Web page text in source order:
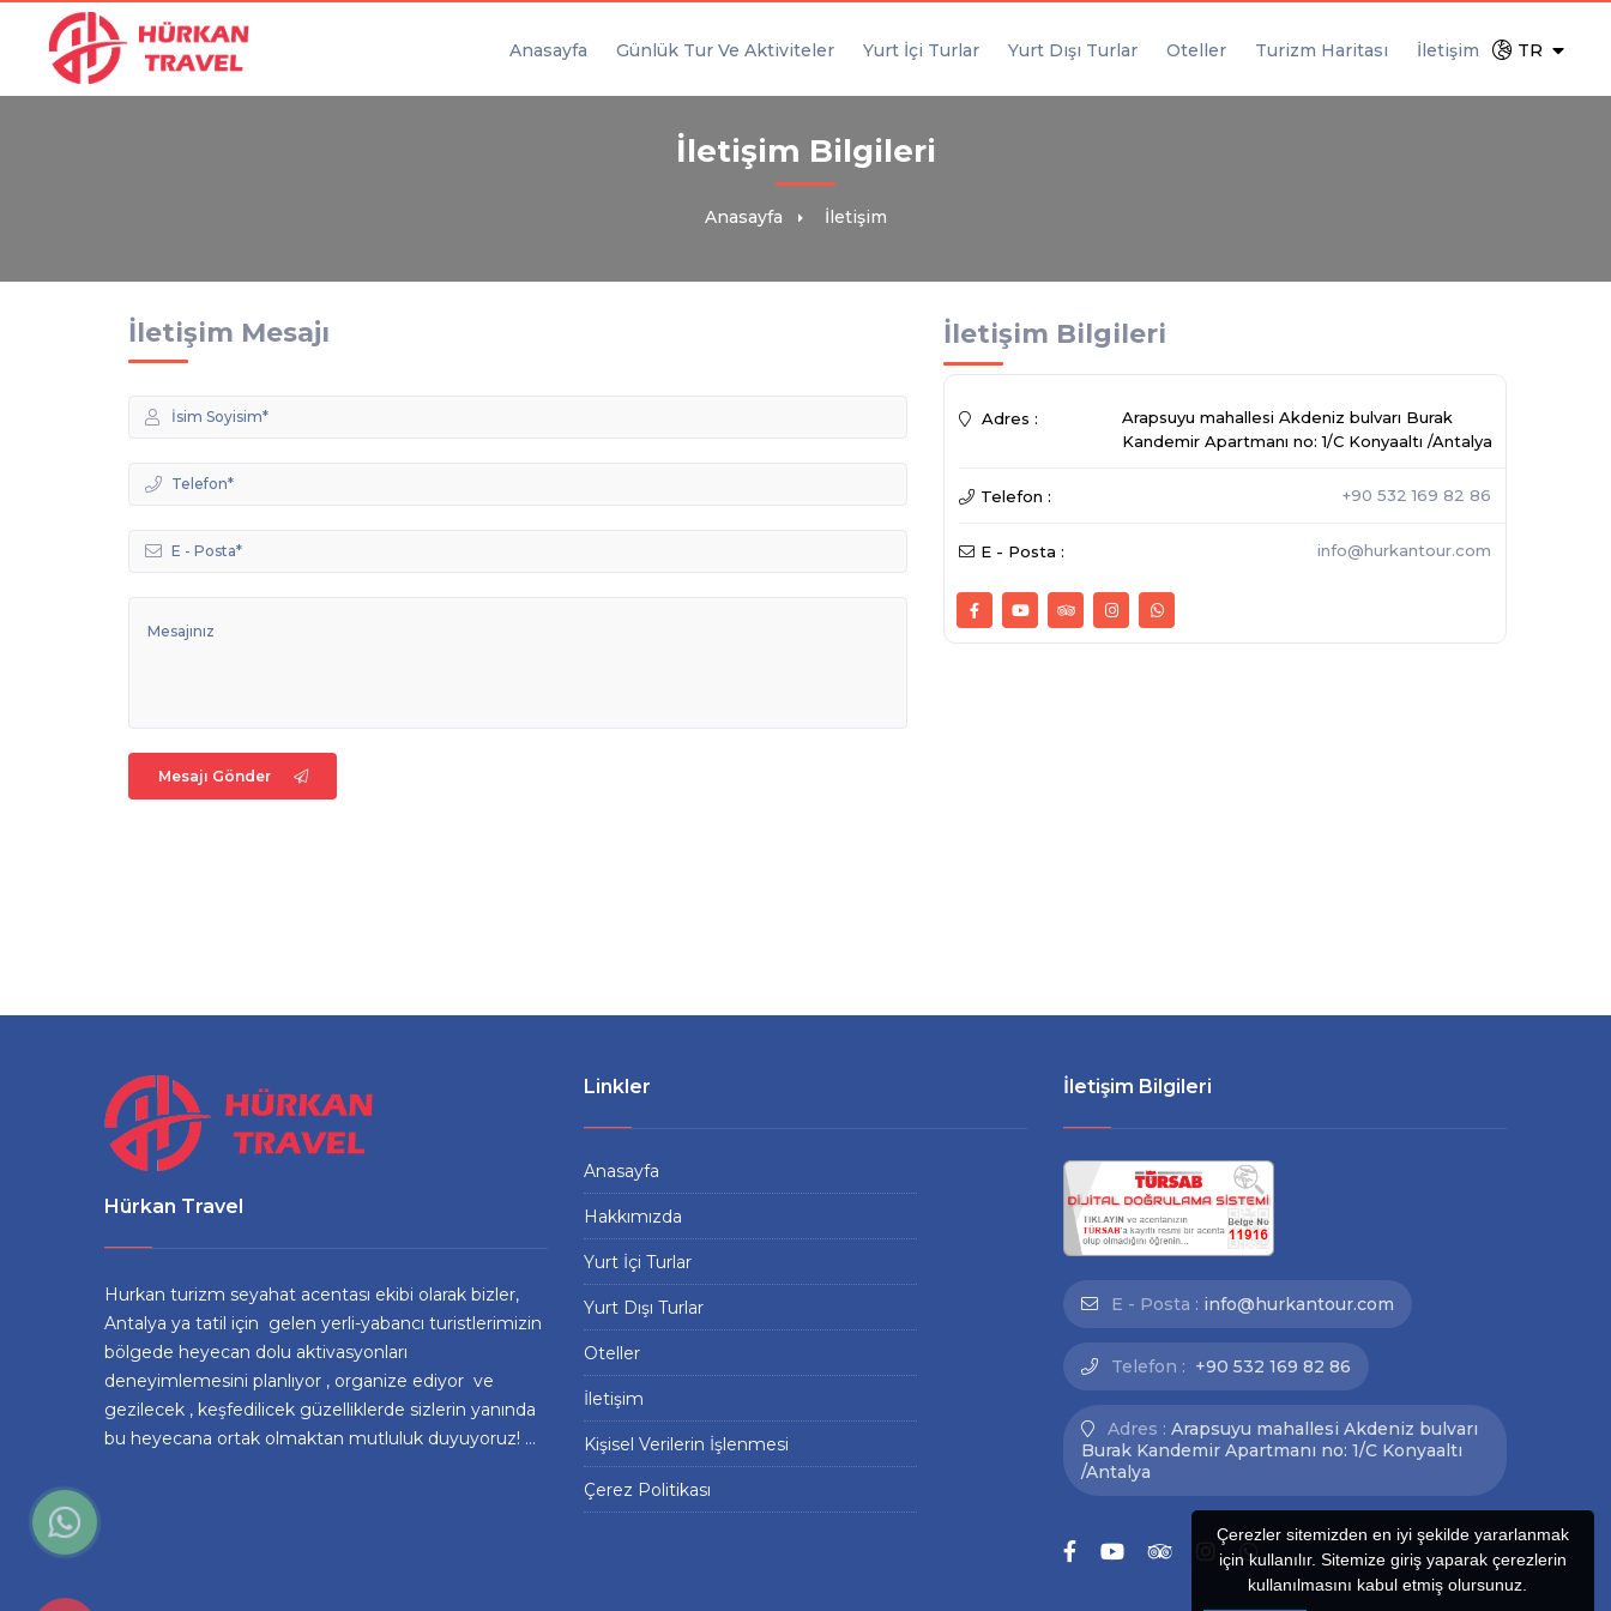
Çerezler sitemizden en iyi şekilde yararlanmak
için kullanılır. Sitemize giriş yaparak çerezlerin
kullanılmasını kabul etmiş olursunuz.
TR
Anasayfa Günlük Tur Ve Aktiviteler Yurt İçi Turlar Yurt Dışı Turlar Oteller Turizm Haritası İletişim
İletişim Bilgileri
Anasayfa İletişim
İletişim Mesajı Bekleyiniz
Mesajı Gönder
İletişim Bilgileri
Adres :
Arapsuyu mahallesi Akdeniz bulvarı Burak
Kandemir Apartmanı no: 1/C Konyaaltı /Antalya
Telefon : +90 532 169 82 86
E - Posta : info@hurkantour.com
Hürkan Travel
Hurkan turizm seyahat acentası ekibi olarak bizler,
Antalya ya tatil için gelen yerli-yabancı turistlerimizin
bölgede heyecan dolu aktivasyonları
deneyimlemesini planlıyor , organize ediyor ve
gezilecek , keşfedilicek güzelliklerde sizlerin yanında
bu heyecana ortak olmaktan mutluluk duyuyoruz! ...
Linkler
Anasayfa
Hakkımızda
Yurt İçi Turlar
Yurt Dışı Turlar
Oteller
İletişim
Kişisel Verilerin İşlenmesi
Çerez Politikası
İletişim Bilgileri
E - Posta : info@hurkantour.com
Telefon : +90 532 169 82 86
Adres : Arapsuyu mahallesi Akdeniz bulvarı
Burak Kandemir Apartmanı no: 1/C Konyaaltı
/Antalya